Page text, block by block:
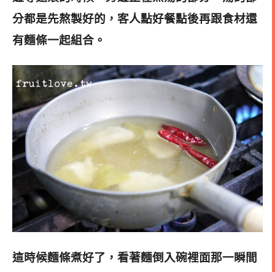
分都是先熬製好的，客人點好餐點後再跟食材還
有麵條一起組合 。
這時候麵條煮好了，看著麵倒入碗裡面那一瞬間